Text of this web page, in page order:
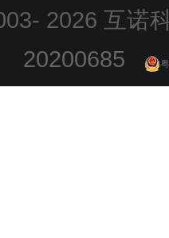
2026 互诺
20200685